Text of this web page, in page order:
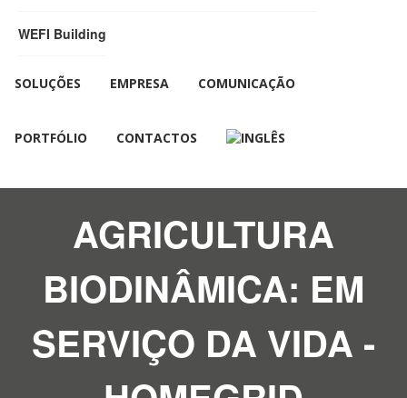
WEFI Building
SOLUÇÕES EMPRESA COMUNICAÇÃO
PORTFÓLIO CONTACTOS
AGRICULTURA
BIODINÂMICA: EM
SERVIÇO DA VIDA -